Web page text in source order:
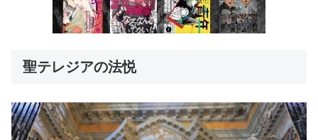
聖テレジアの法悦